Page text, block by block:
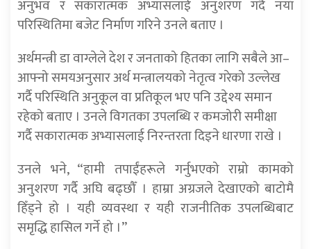
अनुभव र सकारात्मक अभ्यासलाई अनुशरण गर्दै नयाँ
परिस्थितिमा बजेट निर्माण गरिने उनले बताए ।
अर्थमन्त्री डा वाग्लेले देश र जनताको हितका लागि सबैले आ–
आफ्नो समयअनुसार अर्थ मन्त्रालयको नेतृत्व गरेको उल्लेख
गर्दै परिस्थिति अनुकूल वा प्रतिकूल भए पनि उद्देश्य समान
रहेको बताए । उनले विगतका उपलब्धि र कमजोरी समीक्षा
गर्दै सकारात्मक अभ्यासलाई निरन्तरता दिइने धारणा राखे ।
उनले भने, “हामी तपाईंहरूले गर्नुभएको राम्रो कामको
अनुशरण गर्दै अघि बढ्छौँ । हाम्रा अग्रजले देखाएको बाटोमै
हिँड्ने हो । यही व्यवस्था र यही राजनीतिक उपलब्धिबाट
समृद्धि हासिल गर्ने हो ।”